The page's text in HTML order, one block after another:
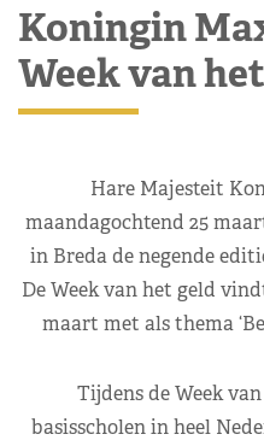
Koningin
Week van
Hare Majesteit
maandagochtend 25
in Breda de negende
De Week van het geld
maart met als thema
Tijdens de Week
basisscholen in heel